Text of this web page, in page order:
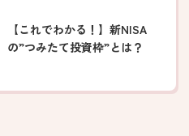
【これでわかる！】新NISA
の”つみたて投資枠”とは？